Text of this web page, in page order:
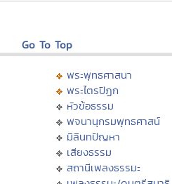
Go To Top
พระพุทธศาสนา
พระไตรปิฏก
หัวข้อธรรม
พจนานุกรมพุทธศาสน์
มิลินทปัญหา
เสียงธรรม
สถานีเพลงธรรมะ